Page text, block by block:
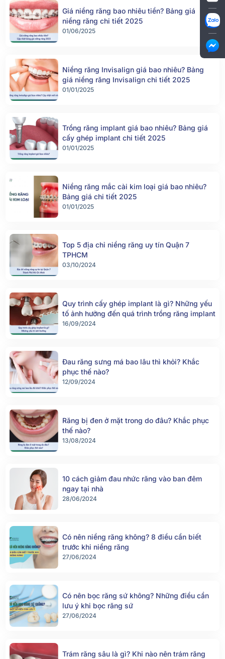
Giá niềng răng bao nhiêu tiền? Bảng giá
niềng răng chi tiết 2025
01/06/2025
Niềng răng Invisalign giá bao nhiêu? Bảng
giá niềng răng Invisalign chi tiết 2025
01/01/2025
Trồng răng implant giá bao nhiêu? Bảng giá
cấy ghép implant chi tiết 2025
01/01/2025
Niềng răng mắc cài kim loại giá bao nhiêu?
Bảng giá chi tiết 2025
01/01/2025
Top 5 địa chỉ niềng răng uy tín Quận 7
TPHCM
03/10/2024
Quy trình cấy ghép implant là gì? Những yếu
tố ảnh hưởng đến quá trình trồng răng implant
16/09/2024
Đau răng sưng má bao lâu thì khỏi? Khắc
phục thế nào?
12/09/2024
Răng bị đen ở mặt trong do đâu? Khắc phục
thế nào?
13/08/2024
10 cách giảm đau nhức răng vào ban đêm
ngay tại nhà
28/06/2024
Có nên niềng răng không? 8 điều cần biết
trước khi niềng răng
27/06/2024
Có nên bọc răng sứ không? Những điều cần
lưu ý khi bọc răng sứ
27/06/2024
Trám răng sâu là gì? Khi nào nên trám răng